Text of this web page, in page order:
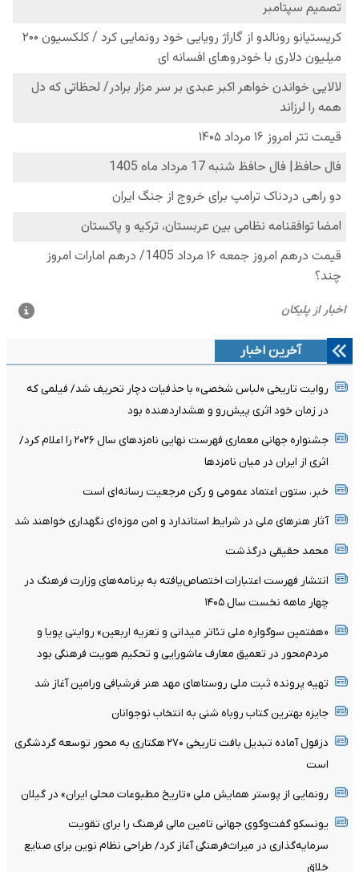
آخرین اخبار
روایت تاریخی «لباس شخصی» با حذفیات دچار تحریف شد/ فیلمی که
در زمان خود اثری پیش‌رو و هشداردهنده بود
جشنواره جهانی معماری فهرست نهایی نامزدهای سال ۲۰۲۶ را اعلام کرد/
اثری از ایران در میان نامزدها
خبر، ستون اعتماد عمومی و رکن مرجعیت رسانه‌ای است
آثار هنرهای ملی در شرایط استاندارد و امن موزه‌ای نگهداری خواهند شد
محمد حقیقی درگذشت
انتشار فهرست اعتبارات اختصاص‌یافته به برنامه‌های وزارت فرهنگ در
چهار ماهه نخست سال ۱۴۰۵
«هفتمین سوگواره ملی تئاتر میدانی و تعزیه اربعین» روایتی پویا و
مردم‌محور در تعمیق معارف عاشورایی و تحکیم هویت فرهنگی بود
تهیه پرونده ثبت ملی روستاهای مهد هنر فرشبافی ورامین آغاز شد
جایزه بهترین کتاب روباه شنی به انتخاب نوجوانان
دزفول آماده تبدیل بافت تاریخی ۲۷۰ هکتاری به محور توسعه گردشگری
است
رونمایی از پوستر همایش ملی «تاریخ مطبوعات محلی ایران» در گیلان
یونسکو گفت‌وگوی جهانی تامین مالی فرهنگ را برای تقویت
سرمایه‌گذاری در میراث‌فرهنگی آغاز کرد/ طراحی نظام نوین برای صنایع
خلاق